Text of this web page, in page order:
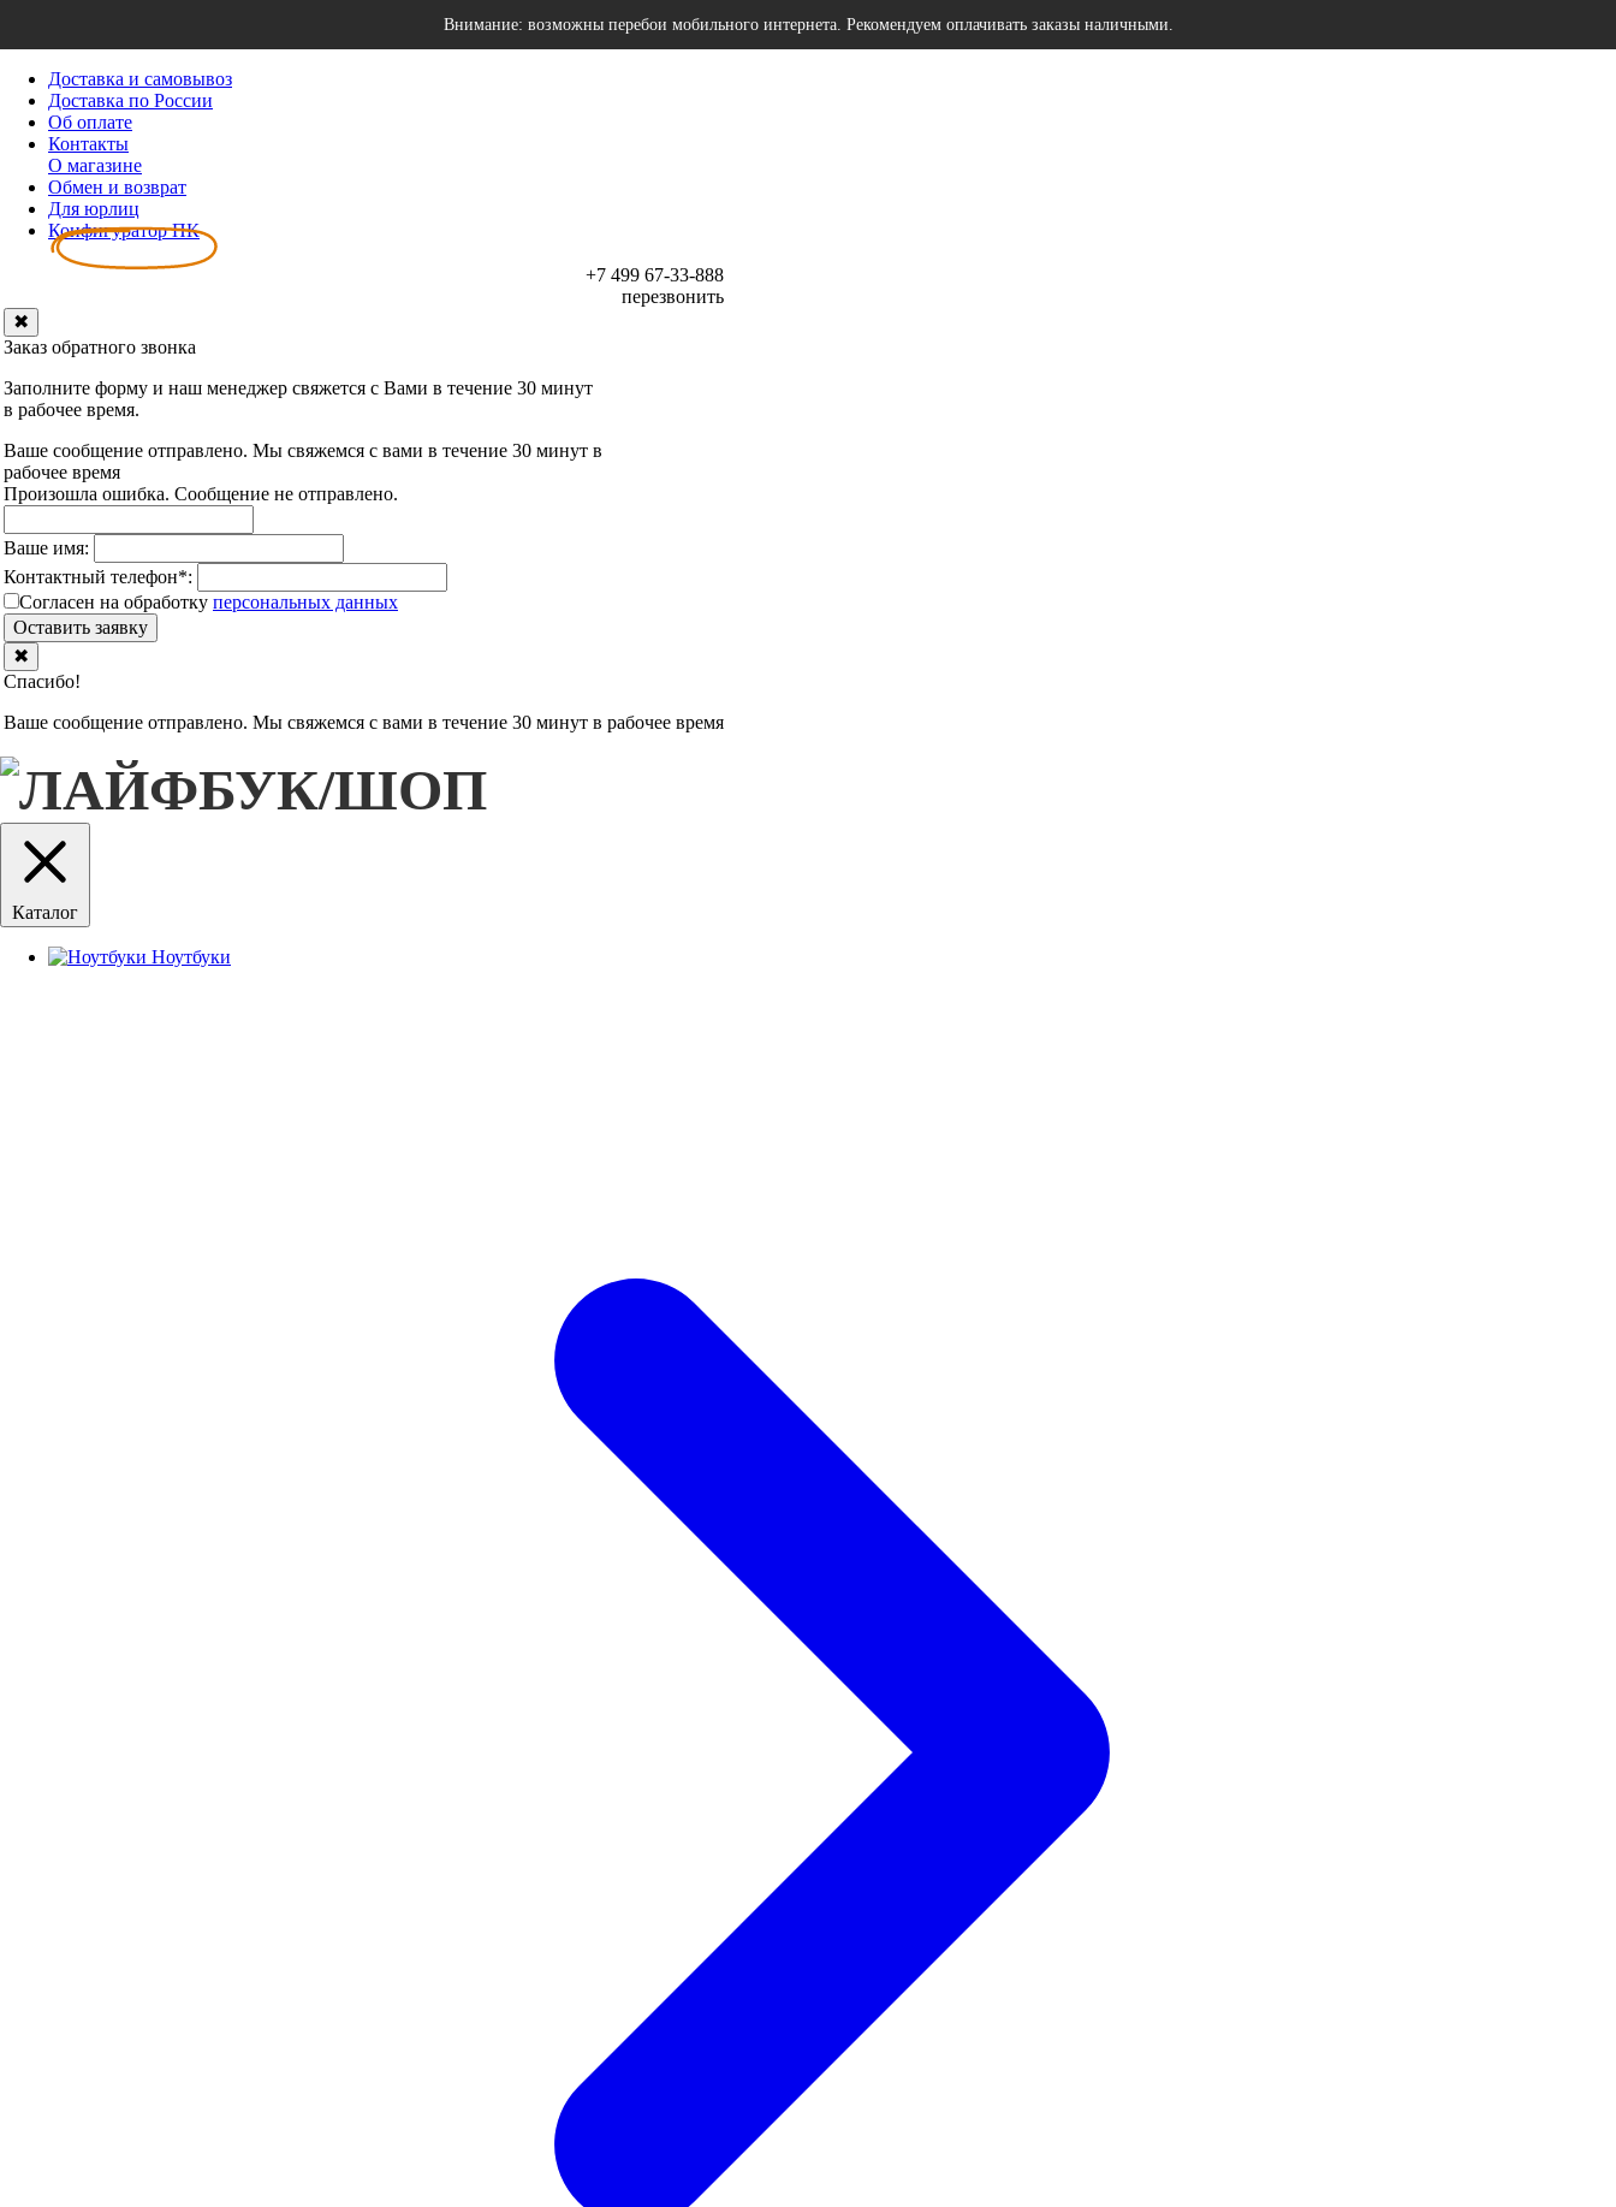
Внимание: возможны перебои мобильного интернета. Рекомендуем оплачивать заказы наличными.
Доставка и самовывоз
Доставка по России
Об оплате
Контакты
О магазине
Обмен и возврат
Для юрлиц
Конфигуратор ПК
+7 499 67-33-888
перезвонить
✖
Заказ обратного звонка
Заполните форму и наш менеджер свяжется с Вами в течение 30 минут
в рабочее время.
Ваше сообщение отправлено. Мы свяжемся с вами в течение 30 минут в
рабочее время
Произошла ошибка. Сообщение не отправлено.
Ваше имя:
Контактный телефон*:
Согласен на обработку персональныx данных
Оставить заявку
✖
Спасибо!
Ваше сообщение отправлено. Мы свяжемся с вами в течение 30 минут в рабочее время
Каталог
Ноутбуки